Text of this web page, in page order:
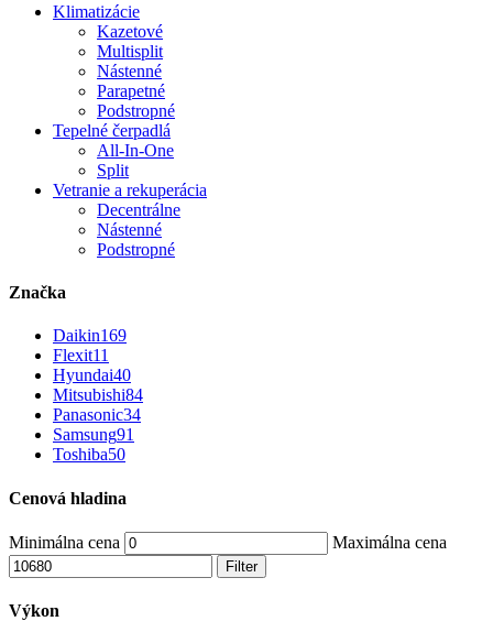
Klimatizácie
Kazetové
Multisplit
Nástenné
Parapetné
Podstropné
Tepelné čerpadlá
All-In-One
Split
Vetranie a rekuperácia
Decentrálne
Nástenné
Podstropné
Značka
Daikin169
Flexit11
Hyundai40
Mitsubishi84
Panasonic34
Samsung91
Toshiba50
Cenová hladina
Minimálna cena Maximálna cena
Filter
Výkon